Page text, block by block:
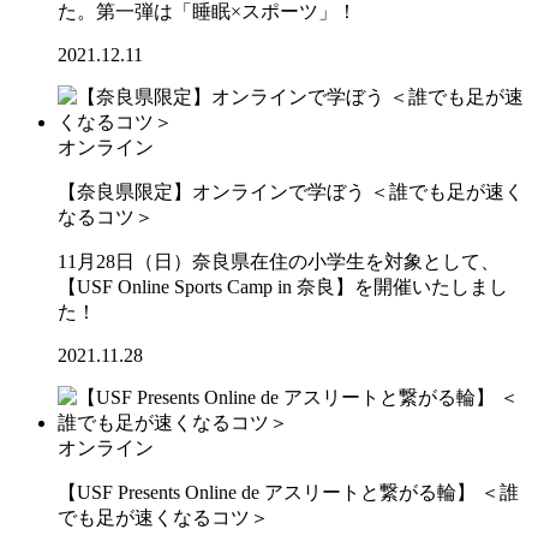
た。第一弾は「睡眠×スポーツ」！
2021.12.11
オンライン
【奈良県限定】オンラインで学ぼう ＜誰でも足が速く
なるコツ＞
11月28日（日）奈良県在住の小学生を対象として、
【USF Online Sports Camp in 奈良】を開催いたしまし
た！
2021.11.28
オンライン
【USF Presents Online de アスリートと繋がる輪】 ＜誰
でも足が速くなるコツ＞